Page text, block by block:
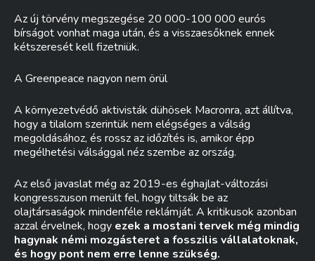
Az új törvény megszegése 20 000-100 000 eurós
bírságot vonhat maga után, és a visszaesőknek ennek
kétszeresét kell fizetniük.
A Greenpeace nagyon nem örül
A környezetvédő aktivisták dühösek Macronra, azt állítva,
hogy a tilalom szerintük nem elégséges a válság
megoldásához, és rossz az időzítés is, amikor épp
megélhetési válsággal néz szembe az ország.
Az első javaslat még az 2019-es éghajlat-változási
kongresszuson merült fel, hogy tiltsák be az
olajtársaságok mindenféle reklámját. A kritikusok azonban
azzal érvelnek, hogy ezek a mostani tervek még mindig
hagynak némi mozgásteret a fosszilis vállalatoknak,
és hogy pont nem erre lenne szükség.